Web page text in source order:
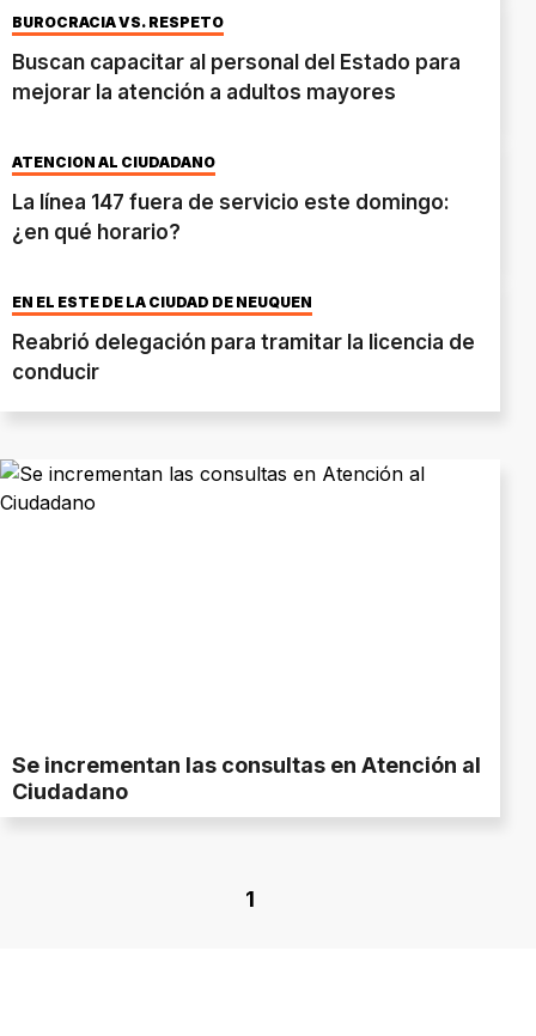
BUROCRACIA VS. RESPETO
Buscan capacitar al personal del Estado para
mejorar la atención a adultos mayores
ATENCIÓN AL CIUDADANO
La línea 147 fuera de servicio este domingo:
¿en qué horario?
EN EL ESTE DE LA CIUDAD DE NEUQUÉN
Reabrió delegación para tramitar la licencia de
conducir
Se incrementan las consultas en Atención al
Ciudadano
1